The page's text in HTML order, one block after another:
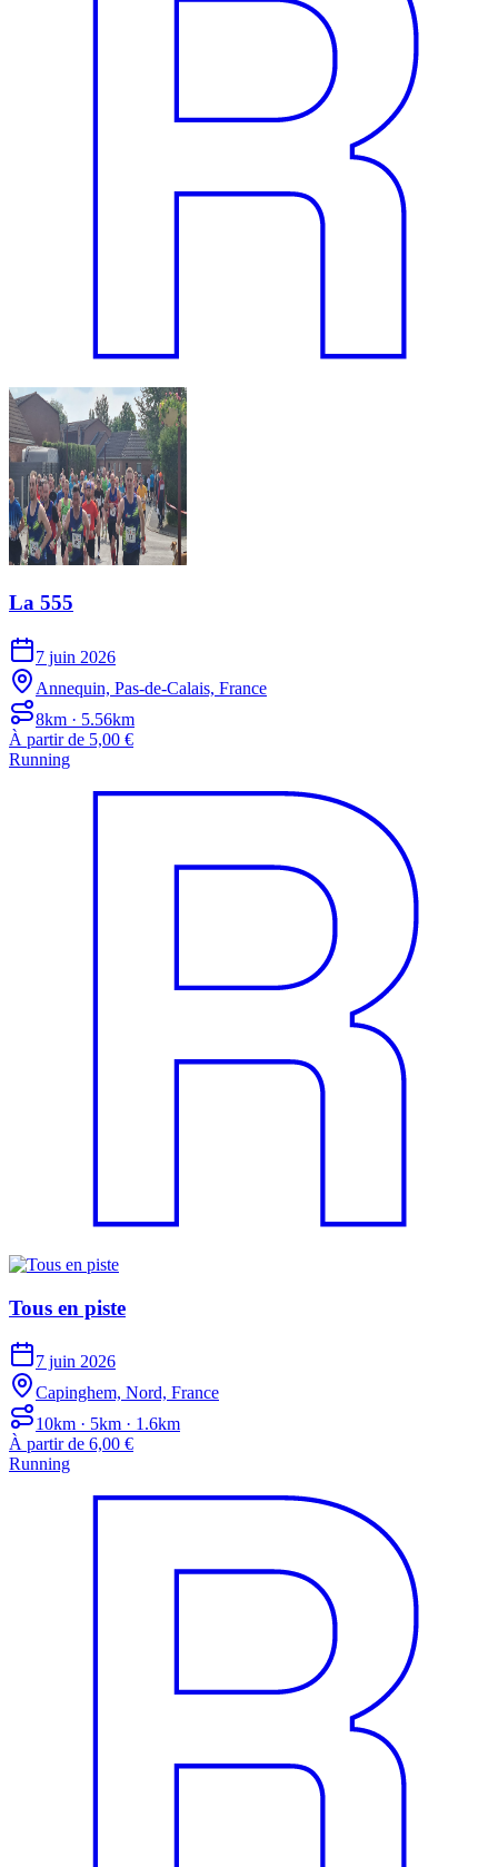
La 555
7 juin 2026
Annequin, Pas-de-Calais, France
8km · 5.56km
À partir de 5,00 €
Running
Tous en piste
7 juin 2026
Capinghem, Nord, France
10km · 5km · 1.6km
À partir de 6,00 €
Running